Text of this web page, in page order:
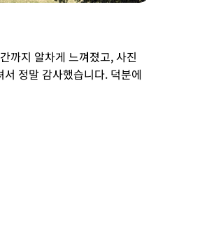
까지 알차게 느껴졌고, 사진
정말 감사했습니다. 덕분에